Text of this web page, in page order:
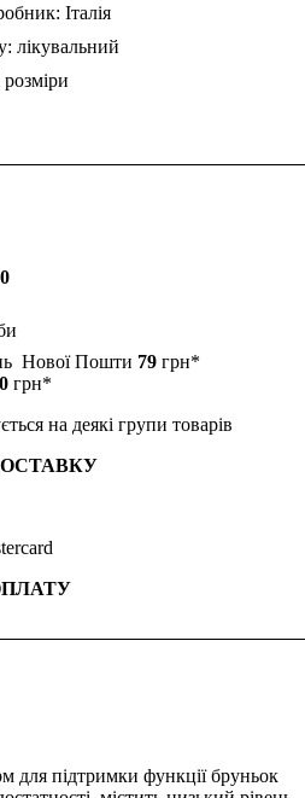
Нової Пошти 79 грн*
грн*
на деякі групи товарів
Італія
лікувальний
розміри
для підтримки функції бруньок